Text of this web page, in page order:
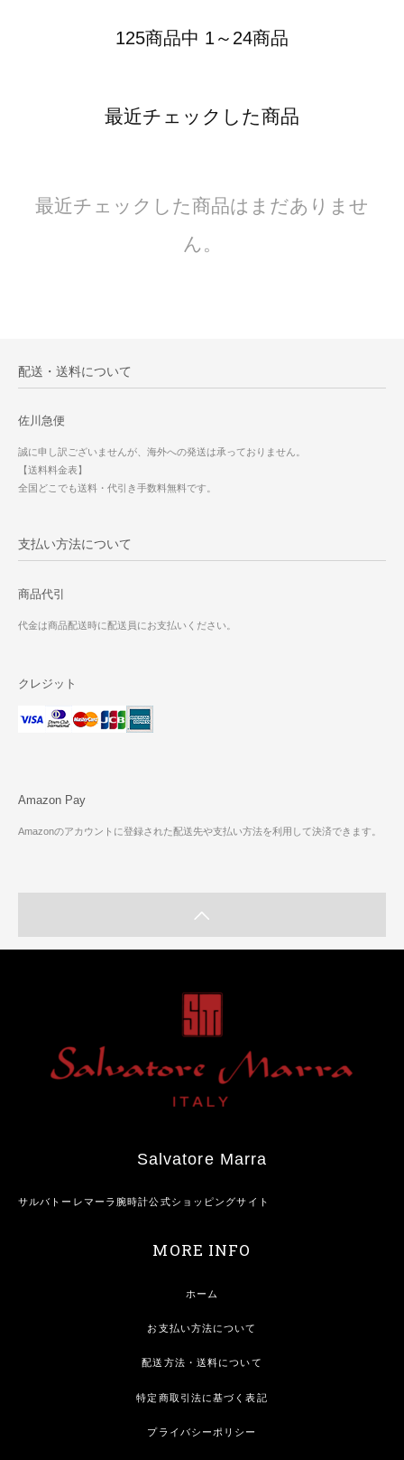
125商品中 1～24商品
最近チェックした商品
最近チェックした商品はまだありませ
ん。
配送・送料について
佐川急便
誠に申し訳ございませんが、海外への発送は承っておりません。
【送料料金表】
全国どこでも送料・代引き手数料無料です。
支払い方法について
商品代引
代金は商品配送時に配送員にお支払いください。
クレジット
Amazon Pay
Amazonのアカウントに登録された配送先や支払い方法を利用して決済できます。
Salvatore Marra
サルバトーレマーラ腕時計公式ショッピングサイト
MORE INFO
ホーム
お支払い方法について
配送方法・送料について
特定商取引法に基づく表記
プライバシーポリシー